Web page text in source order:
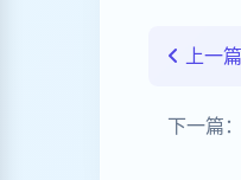
上一
下一篇